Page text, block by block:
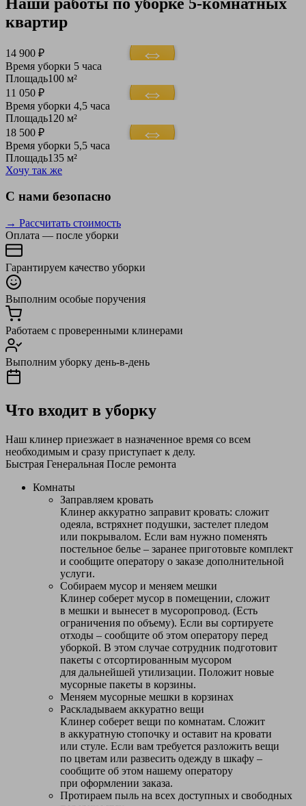
квартир
14 900 ₽
Время уборки 5 часа
Площадь100 м²
11 050 ₽
Время уборки 4,5 часа
Площадь120 м²
18 500 ₽
Время уборки 5,5 часа
Площадь135 м²
Хочу так же
С нами безопасно
→ Рассчитать стоимость
Оплата — после уборки
Гарантируем качество уборки
Выполним особые поручения
Работаем с проверенными клинерами
Выполним уборку день-в-день
Что входит в уборку
Наш клинер приезжает в назначенное время со всем
необходимым и сразу приступает к делу.
Быстрая Генеральная После ремонта
Комнаты
Заправляем кровать
Клинер аккуратно заправит кровать: сложит
одеяла, встряхнет подушки, застелет пледом
или покрывалом. Если вам нужно поменять
постельное белье – заранее приготовьте комплект
и сообщите оператору о заказе дополнительной
услуги.
Собираем мусор и меняем мешки
Клинер соберет мусор в помещении, сложит
в мешки и вынесет в мусоропровод. (Есть
ограничения по объему). Если вы сортируете
отходы – сообщите об этом оператору перед
уборкой. В этом случае сотрудник подготовит
пакеты с отсортированным мусором
для дальнейшей утилизации. Положит новые
мусорные пакеты в корзины.
Меняем мусорные мешки в корзинах
Раскладываем аккуратно вещи
Клинер соберет вещи по комнатам. Сложит
в аккуратную стопочку и оставит на кровати
или стуле. Если вам требуется разложить вещи
по цветам или развесить одежду в шкафу –
сообщите об этом нашему оператору
при оформлении заказа.
Протираем пыль на всех доступных и свободных